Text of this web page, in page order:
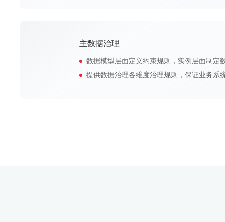
主数据治理
数据模型层面定义约束规则，实例层面制定
提供数据治理各维度治理规则，保证业务系